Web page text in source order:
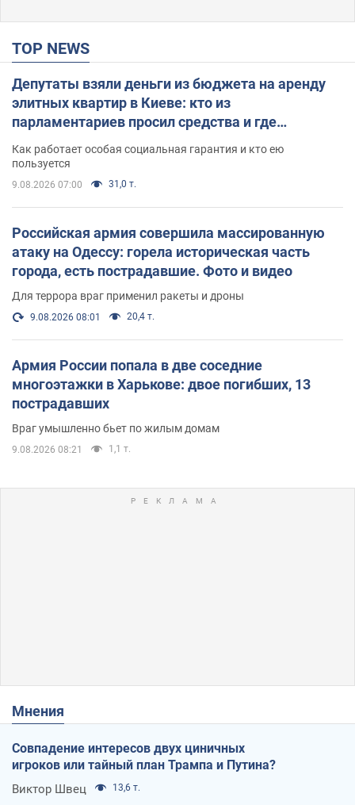
TOP NEWS
Депутаты взяли деньги из бюджета на аренду
элитных квартир в Киеве: кто из
парламентариев просил средства и где
поселился
Как работает особая социальная гарантия и кто ею
пользуется
9.08.2026 07:00 31,0 т.
Российская армия совершила массированную
атаку на Одессу: горела историческая часть
города, есть пострадавшие. Фото и видео
Для террора враг применил ракеты и дроны
9.08.2026 08:01 20,4 т.
Армия России попала в две соседние
многоэтажки в Харькове: двое погибших, 13
пострадавших
Враг умышленно бьет по жилым домам
9.08.2026 08:21 1,1 т.
Мнения
Совпадение интересов двух циничных
игроков или тайный план Трампа и Путина?
Виктор Швец 13,6 т.